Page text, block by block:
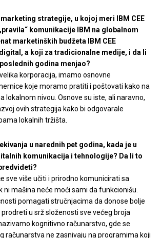
marketing strategije, u kojoj meri IBM CEE
komunikacije IBM na globalnom
marketinških budžeta IBM CEE
a koji za tradicionalne medije, i da li
godina menjao?
korporacija, imamo osnovne
koje moramo pratiti i poštovati kako na
lokalnom nivou. Osnove su iste, ali naravno,
ovih strategija kako bi odgovarale
lokalnih tržišta.
u narednih pet godina, kada je u
komunikacija i tehnologije? Da li to
sve više učiti i prirodno komunicirati sa
ni mašina neće moći sami da funkcionišu.
pomagati stručnjacima da donose bolje
u srž složenosti sve većeg broja
kognitivno računarstvo, gde se
računarstva ne zasnivaju na programima koji